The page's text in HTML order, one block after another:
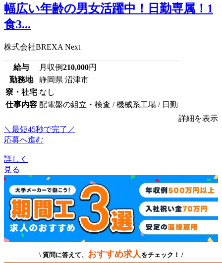
幅広い年齢の男女活躍中！日勤専属！1
食3...
株式会社BREXA Next
給与 月収例210,000円
勤務地
静岡県 沼津市
寮・社宅 なし
仕事内容 配電盤の組立・検査 / 機械系工場 / 日勤
詳細を表示
＼最短45秒で完了／
応募へ進む
詳しく
見る
\ 質問に答えて、 おすすめ求人 をチェック！ /